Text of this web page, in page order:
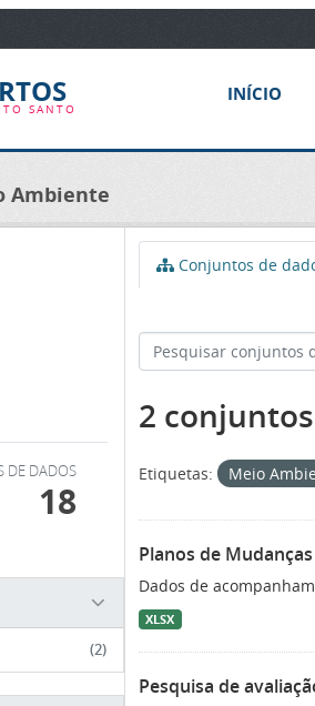
SANTO
INÍCIO
Ambiente
DE DADOS
18
(2)
Conjuntos de
2
Etiquetas: Meio
Planos de
Dados de
XLSX
Pesquisa de